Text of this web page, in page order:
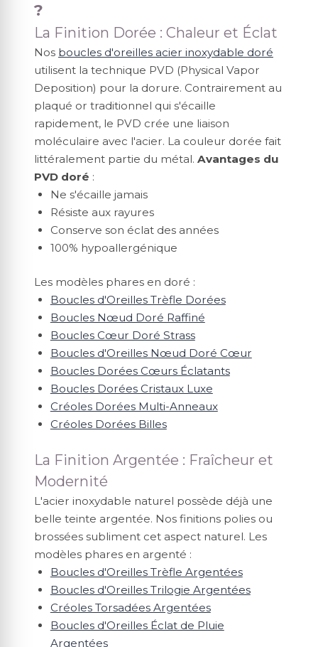
?
La Finition Dorée : Chaleur et Éclat
Nos boucles d'oreilles acier inoxydable doré
utilisent la technique PVD (Physical Vapor
Deposition) pour la dorure. Contrairement au
plaqué or traditionnel qui s'écaille
rapidement, le PVD crée une liaison
moléculaire avec l'acier. La couleur dorée fait
littéralement partie du métal. Avantages du
PVD doré :
Ne s'écaille jamais
Résiste aux rayures
Conserve son éclat des années
100% hypoallergénique
Les modèles phares en doré :
Boucles d'Oreilles Trèfle Dorées
Boucles Nœud Doré Raffiné
Boucles Cœur Doré Strass
Boucles d'Oreilles Nœud Doré Cœur
Boucles Dorées Cœurs Éclatants
Boucles Dorées Cristaux Luxe
Créoles Dorées Multi-Anneaux
Créoles Dorées Billes
La Finition Argentée : Fraîcheur et
Modernité
L'acier inoxydable naturel possède déjà une
belle teinte argentée. Nos finitions polies ou
brossées subliment cet aspect naturel. Les
modèles phares en argenté :
Boucles d'Oreilles Trèfle Argentées
Boucles d'Oreilles Trilogie Argentées
Créoles Torsadées Argentées
Boucles d'Oreilles Éclat de Pluie
Argentées